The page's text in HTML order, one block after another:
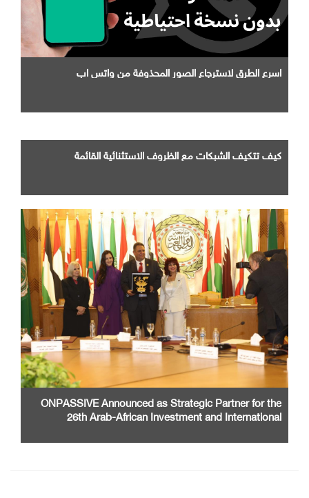
اسرع الطرق لاسترجاع الصور المحذوفة من واتس اب
كيف تتكيف الشبكات مع الظروف الاستثنائية القائمة
ONPASSIVE Announced as Strategic Partner for the
26th Arab-African Investment and International